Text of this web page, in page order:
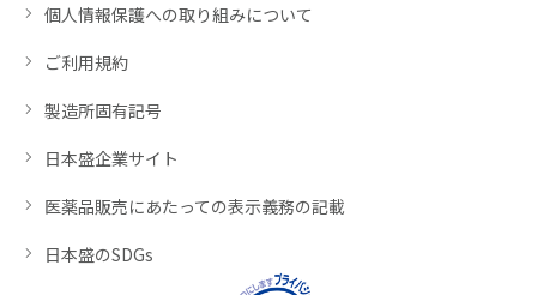
個人情報保護への取り組みについて
ご利用規約
製造所固有記号
日本盛企業サイト
医薬品販売にあたっての表示義務の記載
日本盛のSDGs